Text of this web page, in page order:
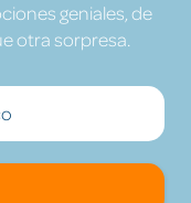
geniales, de
otra sorpresa.